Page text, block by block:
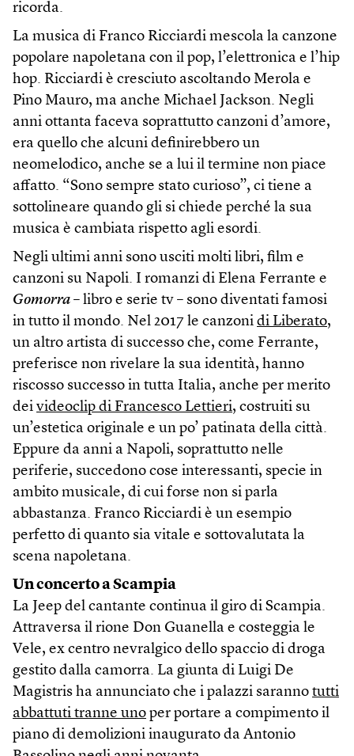
ricorda.
La musica di Franco Ricciardi mescola la canzone
popolare napoletana con il pop, l’elettronica e l’hip
hop. Ricciardi è cresciuto ascoltando Merola e
Pino Mauro, ma anche Michael Jackson. Negli
anni ottanta faceva soprattutto canzoni d’amore,
era quello che alcuni definirebbero un
neomelodico, anche se a lui il termine non piace
affatto. “Sono sempre stato curioso”, ci tiene a
sottolineare quando gli si chiede perché la sua
musica è cambiata rispetto agli esordi.
Negli ultimi anni sono usciti molti libri, film e
canzoni su Napoli. I romanzi di Elena Ferrante e
Gomorra – libro e serie tv – sono diventati famosi
in tutto il mondo. Nel 2017 le canzoni di Liberato,
un altro artista di successo che, come Ferrante,
preferisce non rivelare la sua identità, hanno
riscosso successo in tutta Italia, anche per merito
dei videoclip di Francesco Lettieri, costruiti su
un’estetica originale e un po’ patinata della città.
Eppure da anni a Napoli, soprattutto nelle
periferie, succedono cose interessanti, specie in
ambito musicale, di cui forse non si parla
abbastanza. Franco Ricciardi è un esempio
perfetto di quanto sia vitale e sottovalutata la
scena napoletana.
Un concerto a Scampia
La Jeep del cantante continua il giro di Scampia.
Attraversa il rione Don Guanella e costeggia le
Vele, ex centro nevralgico dello spaccio di droga
gestito dalla camorra. La giunta di Luigi De
Magistris ha annunciato che i palazzi saranno tutti
abbattuti tranne uno per portare a compimento il
piano di demolizioni inaugurato da Antonio